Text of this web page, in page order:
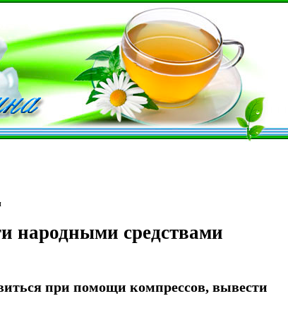
народными средствами
при помощи компрессов, вывести